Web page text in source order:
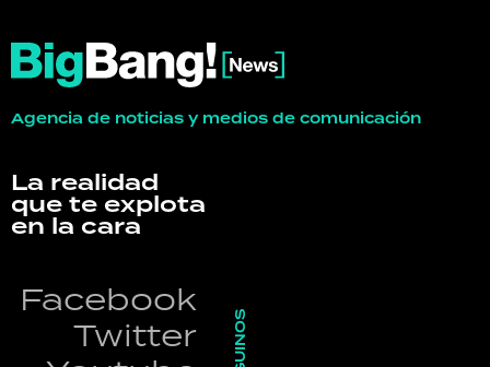
Agencia de noticias y medios de comunicación
La realidad
que te explota
en la cara
Facebook
Twitter